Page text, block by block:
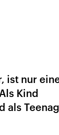
ist nur
Kind
als